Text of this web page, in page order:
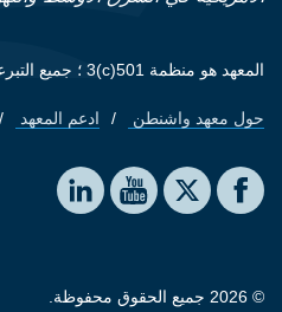
المعهد هو منظمة 501(c)3 ؛ جميع التبرعات معفاة من الضرائب.
Footer quick links
حول معهد واشنطن ادعم المعهد
Social media
Institute on Facebook
Institute on X
on YouTube
LinkedIn
© 2026 جميع الحقوق محفوظة.